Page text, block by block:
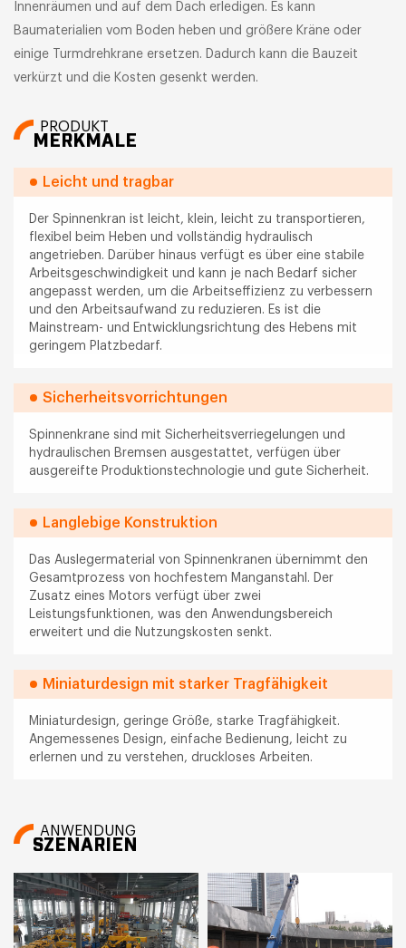
Innenräumen und auf dem Dach erledigen. Es kann
Baumaterialien vom Boden heben und größere Kräne oder
einige Turmdrehkrane ersetzen. Dadurch kann die Bauzeit
verkürzt und die Kosten gesenkt werden.
PRODUKT
MERKMALE
Leicht und tragbar
Der Spinnenkran ist leicht, klein, leicht zu transportieren,
flexibel beim Heben und vollständig hydraulisch
angetrieben. Darüber hinaus verfügt es über eine stabile
Arbeitsgeschwindigkeit und kann je nach Bedarf sicher
angepasst werden, um die Arbeitseffizienz zu verbessern
und den Arbeitsaufwand zu reduzieren. Es ist die
Mainstream- und Entwicklungsrichtung des Hebens mit
geringem Platzbedarf.
Sicherheitsvorrichtungen
Spinnenkrane sind mit Sicherheitsverriegelungen und
hydraulischen Bremsen ausgestattet, verfügen über
ausgereifte Produktionstechnologie und gute Sicherheit.
Langlebige Konstruktion
Das Auslegermaterial von Spinnenkranen übernimmt den
Gesamtprozess von hochfestem Manganstahl. Der
Zusatz eines Motors verfügt über zwei
Leistungsfunktionen, was den Anwendungsbereich
erweitert und die Nutzungskosten senkt.
Miniaturdesign mit starker Tragfähigkeit
Miniaturdesign, geringe Größe, starke Tragfähigkeit.
Angemessenes Design, einfache Bedienung, leicht zu
erlernen und zu verstehen, druckloses Arbeiten.
ANWENDUNG
SZENARIEN